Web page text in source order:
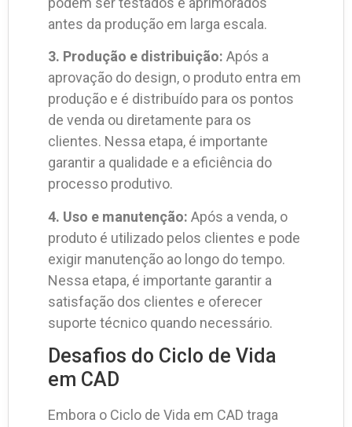
antes da produção em larga escala.
3. Produção e distribuição: Após a
aprovação do design, o produto entra em
produção e é distribuído para os pontos
de venda ou diretamente para os
clientes. Nessa etapa, é importante
garantir a qualidade e a eficiência do
processo produtivo.
4. Uso e manutenção: Após a venda, o
produto é utilizado pelos clientes e pode
exigir manutenção ao longo do tempo.
Nessa etapa, é importante garantir a
satisfação dos clientes e oferecer
suporte técnico quando necessário.
Desafios do Ciclo de Vida
em CAD
Embora o Ciclo de Vida em CAD traga